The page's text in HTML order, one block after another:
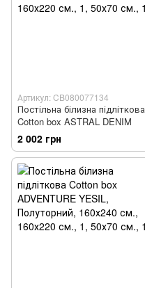
Артикул: CB080077134
Постільна білизна підліткова
Cotton box ASTRAL DENIM
2 002 грн